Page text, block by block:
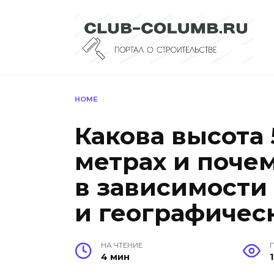
HOME
Какова
метрах и
в зависимости
и
НА ЧТЕНИЕ
4 мин